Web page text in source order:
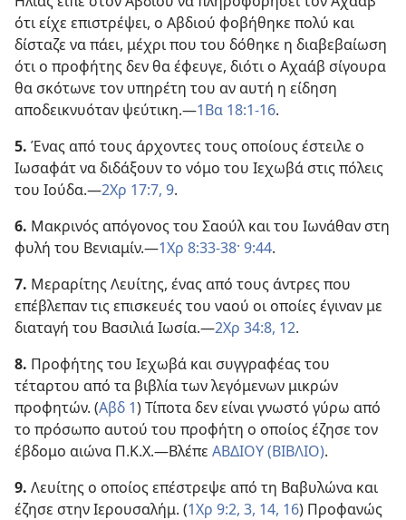
ότι είχε επιστρέψει, ο Αβδιού φοβήθηκε πολύ και
δίσταζε να πάει, μέχρι που του δόθηκε η διαβεβαίωση
ότι ο προφήτης δεν θα έφευγε, διότι ο Αχαάβ σίγουρα
θα σκότωνε τον υπηρέτη του αν αυτή η είδηση
αποδεικνυόταν ψεύτικη.—1Βα 18:1-16.
5. Ένας από τους άρχοντες τους οποίους έστειλε ο
Ιωσαφάτ να διδάξουν το νόμο του Ιεχωβά στις πόλεις
του Ιούδα.—2Χρ 17:7, 9.
6. Μακρινός απόγονος του Σαούλ και του Ιωνάθαν στη
φυλή του Βενιαμίν.—1Χρ 8:33-38· 9:44.
7. Μεραρίτης Λευίτης, ένας από τους άντρες που
επέβλεπαν τις επισκευές του ναού οι οποίες έγιναν με
διαταγή του Βασιλιά Ιωσία.—2Χρ 34:8, 12.
8. Προφήτης του Ιεχωβά και συγγραφέας του
τέταρτου από τα βιβλία των λεγόμενων μικρών
προφητών. (Αβδ 1) Τίποτα δεν είναι γνωστό γύρω από
το πρόσωπο αυτού του προφήτη ο οποίος έζησε τον
έβδομο αιώνα Π.Κ.Χ.—Βλέπε ΑΒΔΙΟΥ (ΒΙΒΛΙΟ).
9. Λευίτης ο οποίος επέστρεψε από τη Βαβυλώνα και
έζησε στην Ιερουσαλήμ. (1Χρ 9:2, 3, 14, 16) Προφανώς